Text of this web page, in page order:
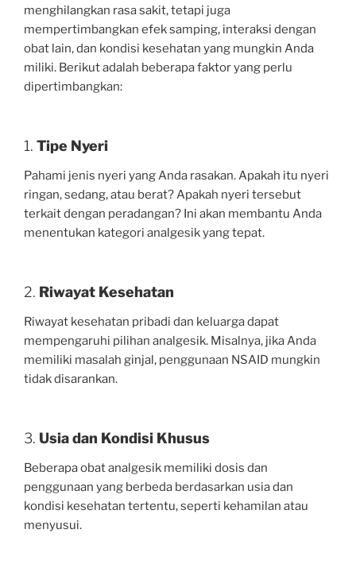
menghilangkan rasa sakit, tetapi juga
mempertimbangkan efek samping, interaksi dengan
obat lain, dan kondisi kesehatan yang mungkin Anda
miliki. Berikut adalah beberapa faktor yang perlu
dipertimbangkan:
1. Tipe Nyeri
Pahami jenis nyeri yang Anda rasakan. Apakah itu nyeri
ringan, sedang, atau berat? Apakah nyeri tersebut
terkait dengan peradangan? Ini akan membantu Anda
menentukan kategori analgesik yang tepat.
2. Riwayat Kesehatan
Riwayat kesehatan pribadi dan keluarga dapat
mempengaruhi pilihan analgesik. Misalnya, jika Anda
memiliki masalah ginjal, penggunaan NSAID mungkin
tidak disarankan.
3. Usia dan Kondisi Khusus
Beberapa obat analgesik memiliki dosis dan
penggunaan yang berbeda berdasarkan usia dan
kondisi kesehatan tertentu, seperti kehamilan atau
menyusui.